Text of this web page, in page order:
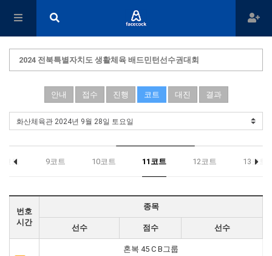
2024 전북특별자치도 생활체육 배드민턴선수권대회
안내 접수 진행 코트 대진 결과
8코트 9코트 10코트 11코트 12코트 13코트
번호
시간
종목
선수 점수 선수
혼복 45 C B그룹